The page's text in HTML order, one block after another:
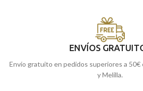
ENVÍOS
Envío gratuito en pedidos superiores a 50€
y Melilla.